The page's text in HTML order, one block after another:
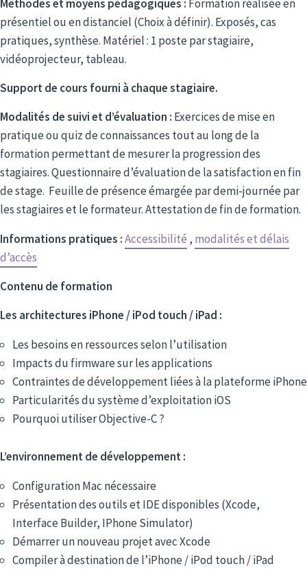
Méthodes et moyens pédagogiques : Formation réalisée en
présentiel ou en distanciel (Choix à définir). Exposés, cas
pratiques, synthèse. Matériel : 1 poste par stagiaire,
vidéoprojecteur, tableau.
Support de cours fourni à chaque stagiaire.
Modalités de suivi et d’évaluation : Exercices de mise en
pratique ou quiz de connaissances tout au long de la
formation permettant de mesurer la progression des
stagiaires. Questionnaire d’évaluation de la satisfaction en fin
de stage. Feuille de présence émargée par demi-journée par
les stagiaires et le formateur. Attestation de fin de formation.
Informations pratiques :Accessibilité , modalités et délais
d’accès
Contenu de formation
Les architectures iPhone / iPod touch / iPad :
Les besoins en ressources selon l’utilisation
Impacts du firmware sur les applications
Contraintes de développement liées à la plateforme iPhone
Particularités du système d’exploitation iOS
Pourquoi utiliser Objective-C ?
L’environnement de développement :
Configuration Mac nécessaire
Présentation des outils et IDE disponibles (Xcode,
Interface Builder, IPhone Simulator)
Démarrer un nouveau projet avec Xcode
Compiler à destination de l’iPhone / iPod touch / iPad